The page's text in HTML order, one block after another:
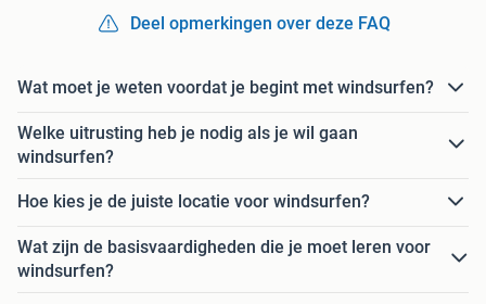
Deel opmerkingen over deze FAQ
Wat moet je weten voordat je begint met windsurfen?
Welke uitrusting heb je nodig als je wil gaan
windsurfen?
Hoe kies je de juiste locatie voor windsurfen?
Wat zijn de basisvaardigheden die je moet leren voor
windsurfen?